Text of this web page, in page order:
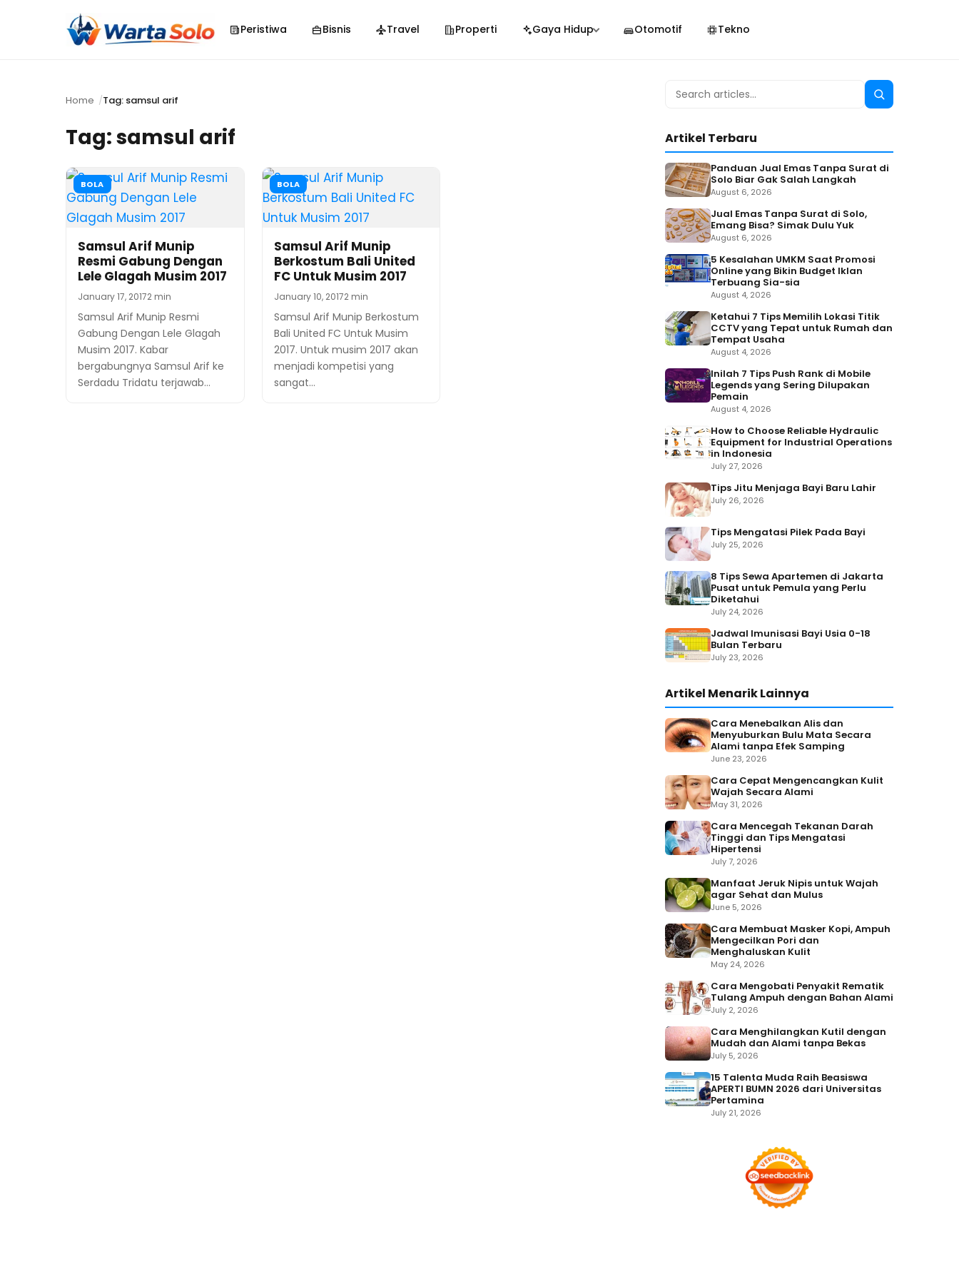
Peristiwa Bisnis Travel Properti Gaya Hidup Otomotif Tekno
Home Tag: samsul arif
Tag:samsul arif
BOLA
Samsul Arif Munip
Resmi Gabung Dengan
Lele Glagah Musim 2017
January 17, 20172 min
Samsul Arif Munip Resmi
Gabung Dengan Lele Glagah
Musim 2017. Kabar
bergabungnya Samsul Arif ke
Serdadu Tridatu terjawab…
BOLA
Samsul Arif Munip
Berkostum Bali United
FC Untuk Musim 2017
January 10, 20172 min
Samsul Arif Munip Berkostum
Bali United FC Untuk Musim
2017. Untuk musim 2017 akan
menjadi kompetisi yang
sangat…
Search
Search
Artikel Terbaru
Panduan Jual Emas Tanpa Surat di
Solo Biar Gak Salah Langkah
August 6, 2026
Jual Emas Tanpa Surat di Solo,
Emang Bisa? Simak Dulu Yuk
August 6, 2026
5 Kesalahan UMKM Saat Promosi
Online yang Bikin Budget Iklan
Terbuang Sia-sia
August 4, 2026
Ketahui 7 Tips Memilih Lokasi Titik
CCTV yang Tepat untuk Rumah dan
Tempat Usaha
August 4, 2026
Inilah 7 Tips Push Rank di Mobile
Legends yang Sering Dilupakan
Pemain
August 4, 2026
How to Choose Reliable Hydraulic
Equipment for Industrial Operations
in Indonesia
July 27, 2026
Tips Jitu Menjaga Bayi Baru Lahir
July 26, 2026
Tips Mengatasi Pilek Pada Bayi
July 25, 2026
8 Tips Sewa Apartemen di Jakarta
Pusat untuk Pemula yang Perlu
Diketahui
July 24, 2026
Jadwal Imunisasi Bayi Usia 0-18
Bulan Terbaru
July 23, 2026
Artikel Menarik Lainnya
Cara Menebalkan Alis dan
Menyuburkan Bulu Mata Secara
Alami tanpa Efek Samping
June 23, 2026
Cara Cepat Mengencangkan Kulit
Wajah Secara Alami
May 31, 2026
Cara Mencegah Tekanan Darah
Tinggi dan Tips Mengatasi
Hipertensi
July 7, 2026
Manfaat Jeruk Nipis untuk Wajah
agar Sehat dan Mulus
June 5, 2026
Cara Membuat Masker Kopi, Ampuh
Mengecilkan Pori dan
Menghaluskan Kulit
May 24, 2026
Cara Mengobati Penyakit Rematik
Tulang Ampuh dengan Bahan Alami
July 2, 2026
Cara Menghilangkan Kutil dengan
Mudah dan Alami tanpa Bekas
July 5, 2026
15 Talenta Muda Raih Beasiswa
APERTI BUMN 2026 dari Universitas
Pertamina
July 21, 2026